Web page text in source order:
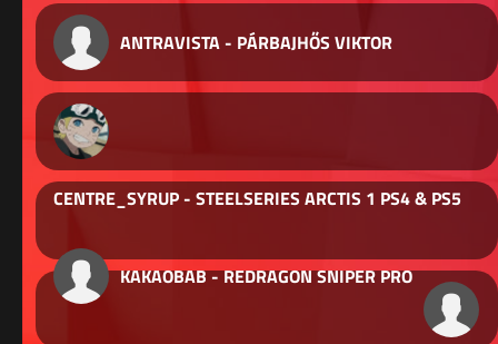
ANTRAVISTA - PÁRBAJHŐS VIKTOR
CENTRE_SYRUP - STEELSERIES ARCTIS 1 PS4 & PS5
KAKAOBAB - REDRAGON SNIPER PRO